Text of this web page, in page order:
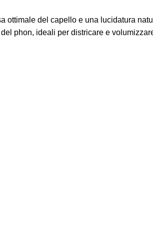
ottimale del capello e una lucidatura
phon, ideali per districare e